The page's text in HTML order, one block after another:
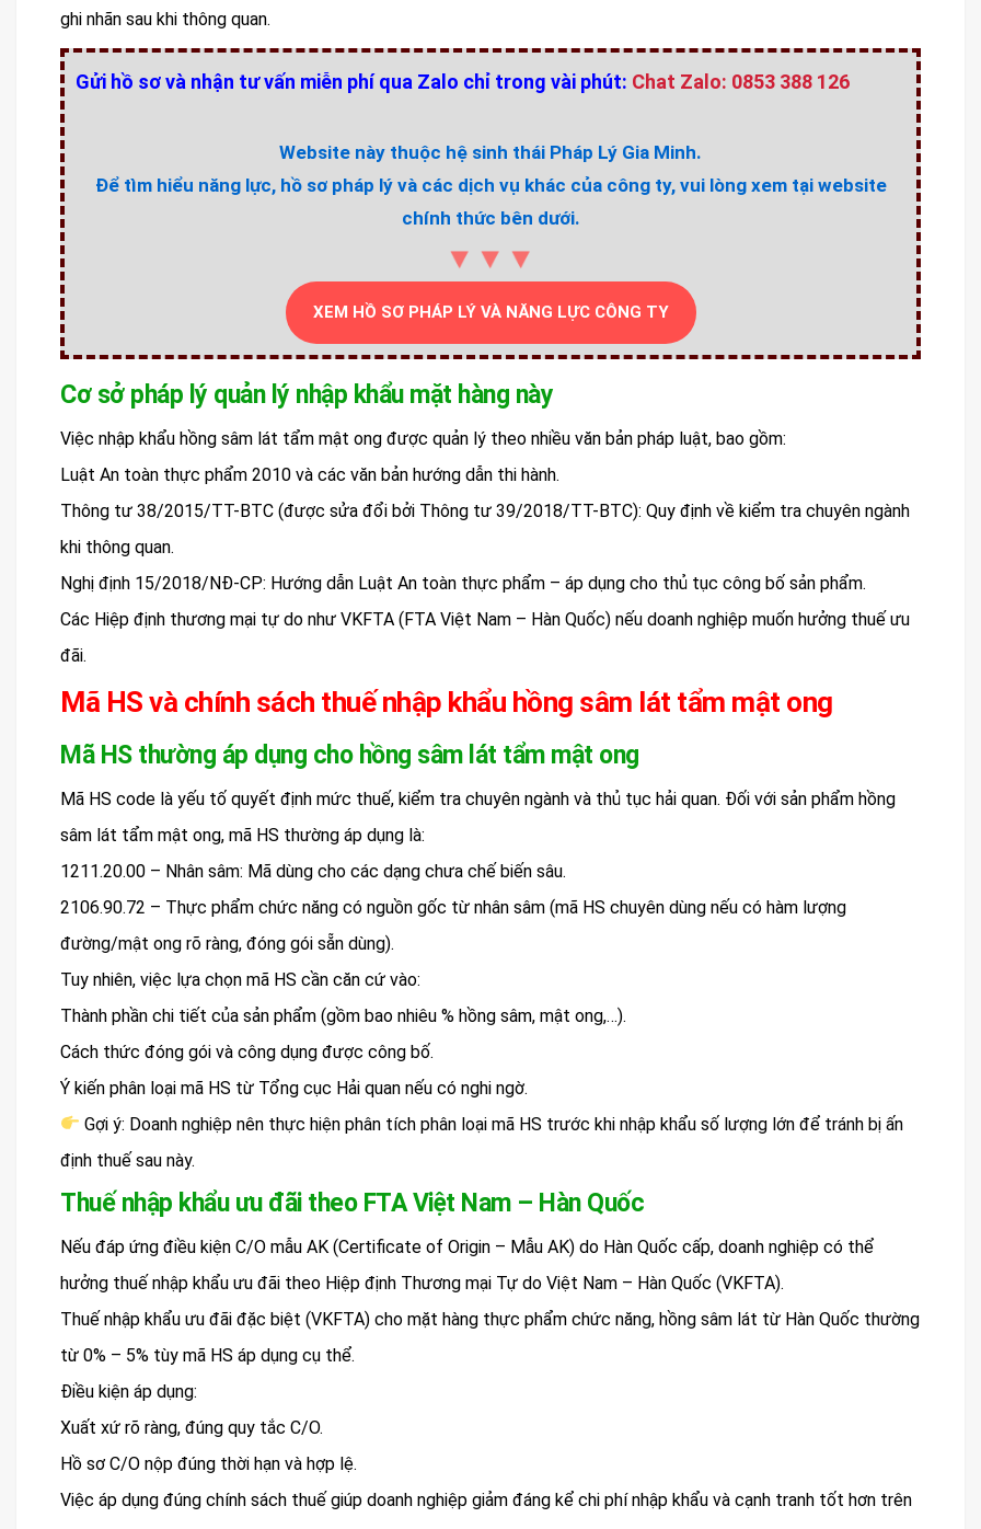
ghi nhãn sau khi thông quan.
Gửi hồ sơ và nhận tư vấn miễn phí qua Zalo chỉ trong vài phút: Chat Zalo: 0853 388 126
Website này thuộc hệ sinh thái Pháp Lý Gia Minh.
Để tìm hiểu năng lực, hồ sơ pháp lý và các dịch vụ khác của công ty, vui lòng xem tại website
chính thức bên dưới.
▼▼▼
XEM HỒ SƠ PHÁP LÝ VÀ NĂNG LỰC CÔNG TY
Cơ sở pháp lý quản lý nhập khẩu mặt hàng này
Việc nhập khẩu hồng sâm lát tẩm mật ong được quản lý theo nhiều văn bản pháp luật, bao gồm:
Luật An toàn thực phẩm 2010 và các văn bản hướng dẫn thi hành.
Thông tư 38/2015/TT-BTC (được sửa đổi bởi Thông tư 39/2018/TT-BTC): Quy định về kiểm tra chuyên ngành
khi thông quan.
Nghị định 15/2018/NĐ-CP: Hướng dẫn Luật An toàn thực phẩm – áp dụng cho thủ tục công bố sản phẩm.
Các Hiệp định thương mại tự do như VKFTA (FTA Việt Nam – Hàn Quốc) nếu doanh nghiệp muốn hưởng thuế ưu
đãi.
Mã HS và chính sách thuế nhập khẩu hồng sâm lát tẩm mật ong
Mã HS thường áp dụng cho hồng sâm lát tẩm mật ong
Mã HS code là yếu tố quyết định mức thuế, kiểm tra chuyên ngành và thủ tục hải quan. Đối với sản phẩm hồng
sâm lát tẩm mật ong, mã HS thường áp dụng là:
1211.20.00 – Nhân sâm: Mã dùng cho các dạng chưa chế biến sâu.
2106.90.72 – Thực phẩm chức năng có nguồn gốc từ nhân sâm (mã HS chuyên dùng nếu có hàm lượng
đường/mật ong rõ ràng, đóng gói sẵn dùng).
Tuy nhiên, việc lựa chọn mã HS cần căn cứ vào:
Thành phần chi tiết của sản phẩm (gồm bao nhiêu % hồng sâm, mật ong,…).
Cách thức đóng gói và công dụng được công bố.
Ý kiến phân loại mã HS từ Tổng cục Hải quan nếu có nghi ngờ.
Gợi ý: Doanh nghiệp nên thực hiện phân tích phân loại mã HS trước khi nhập khẩu số lượng lớn để tránh bị ấn
định thuế sau này.
Thuế nhập khẩu ưu đãi theo FTA Việt Nam – Hàn Quốc
Nếu đáp ứng điều kiện C/O mẫu AK (Certificate of Origin – Mẫu AK) do Hàn Quốc cấp, doanh nghiệp có thể
hưởng thuế nhập khẩu ưu đãi theo Hiệp định Thương mại Tự do Việt Nam – Hàn Quốc (VKFTA).
Thuế nhập khẩu ưu đãi đặc biệt (VKFTA) cho mặt hàng thực phẩm chức năng, hồng sâm lát từ Hàn Quốc thường
từ 0% – 5% tùy mã HS áp dụng cụ thể.
Điều kiện áp dụng:
Xuất xứ rõ ràng, đúng quy tắc C/O.
Hồ sơ C/O nộp đúng thời hạn và hợp lệ.
Việc áp dụng đúng chính sách thuế giúp doanh nghiệp giảm đáng kể chi phí nhập khẩu và cạnh tranh tốt hơn trên